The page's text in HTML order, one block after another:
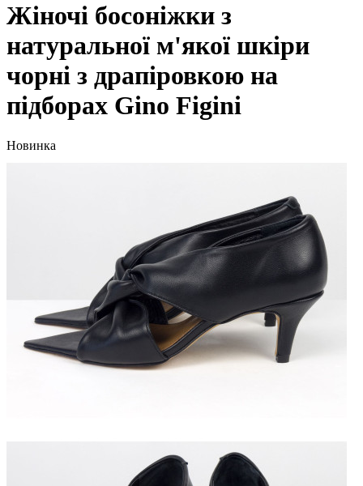
Жіночі босоніжки з
натуральної м'якої шкіри
чорні з драпіровкою на
підборах Gino Figini
Новинка